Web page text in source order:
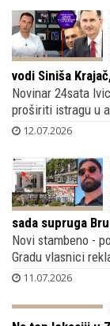
vodi Siniša
Novinar 24sata
proširiti istragu u
sada supruga
Novi stambeno -
Gradu vlasnici